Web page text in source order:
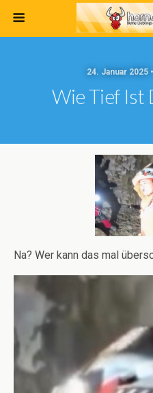
24. Januar 2025
Wie Tief Ist
Na? Wer kann das mal
Video-